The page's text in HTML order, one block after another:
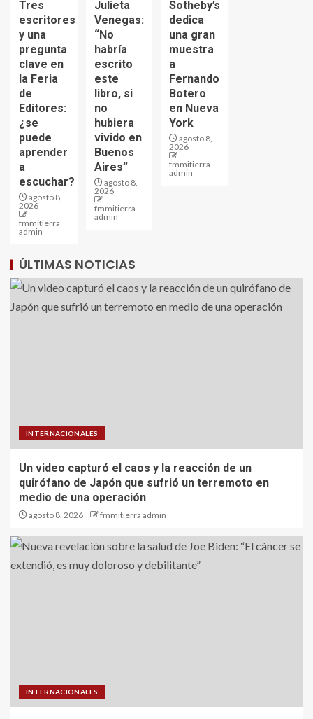
Tres
escritores
y una
pregunta
clave en
la Feria
de
Editores:
¿se
puede
aprender
a
escuchar?
agosto 8,
2026
fmmitierra
admin
Julieta
Venegas:
“No
habría
escrito
este
libro, si
no
hubiera
vivido en
Buenos
Aires”
agosto 8,
2026
fmmitierra
admin
Sotheby’s
dedica
una gran
muestra
a
Fernando
Botero
en Nueva
York
agosto 8,
2026
fmmitierra
admin
ÚLTIMAS NOTICIAS
INTERNACIONALES
Un video capturó el caos y la reacción de un
quirófano de Japón que sufrió un terremoto en
medio de una operación
agosto 8, 2026 fmmitierra admin
INTERNACIONALES